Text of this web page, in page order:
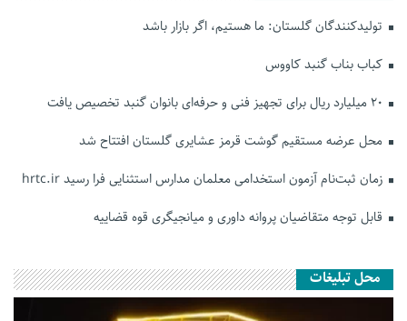
تولیدکنندگان گلستان: ما هستیم، اگر بازار باشد
کباب بناب گنبد کاووس
محل عرضه مستقیم گوشت قرمز عشایری گلستان افتتاح شد
زمان ثبت‌نام آزمون استخدامی معلمان مدارس استثنایی فرا رسید hrtc.ir
قابل توجه متقاضیان پروانه داوری و میانجیگری قوه قضاییه
محل تبلیغات